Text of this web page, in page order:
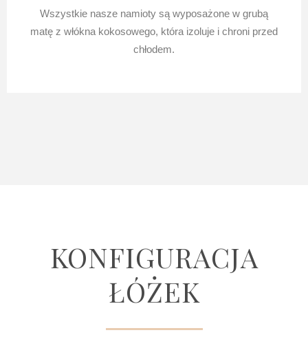
Wszystkie nasze namioty są wyposażone w grubą
matę z włókna kokosowego, która izoluje i chroni przed
chłodem.
KONFIGURACJA
ŁÓŻEK